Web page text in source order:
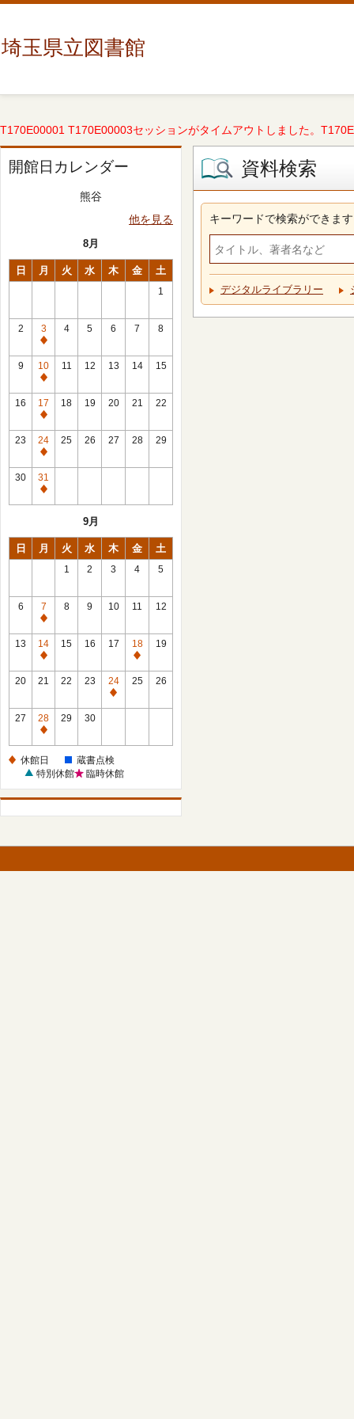
埼玉県立図書館
T170E00001 T170E00003セッションがタイムアウトしました。
開館日カレンダー
熊谷
他を見る
8月
日 月 火 水 木 金 土
1
2
3
休
館
日
4 5 6 7 8
9
10
休
館
日
11 12 13 14 15
16
17
休
館
日
18 19 20 21 22
23
24
休
館
日
25 26 27 28 29
30
31
休
9月
日 月 火 水 木 金 土
1 2 3 4 5
6
7
休
館
日
8 9 10 11 12
13
14
休
館
15 16 17
18
休
館
19
20 21 22 23
24
休
25 26
27
28
休
日
29 30
休館日
蔵書点検
特別休館
臨時休館
資料検索
キーワードで検索ができます
デジタルライブラリー